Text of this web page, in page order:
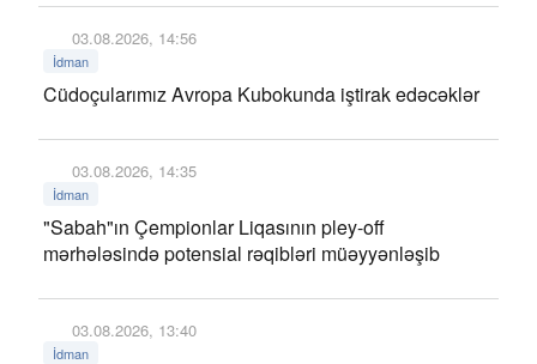
03.08.2026, 14:56
İdman
Cüdoçularımız Avropa Kubokunda iştirak edəcəklər
03.08.2026, 14:35
İdman
"Sabah"ın Çempionlar Liqasının pley-off
mərhələsində potensial rəqibləri müəyyənləşib
03.08.2026, 13:40
İdman